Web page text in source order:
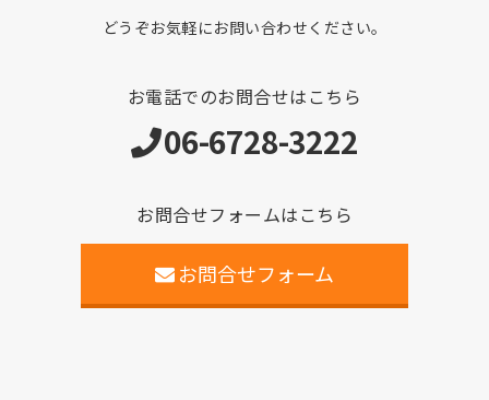
どうぞお気軽にお問い合わせください。
お電話でのお問合せはこちら
06-6728-3222
お問合せフォームはこちら
お問合せフォーム